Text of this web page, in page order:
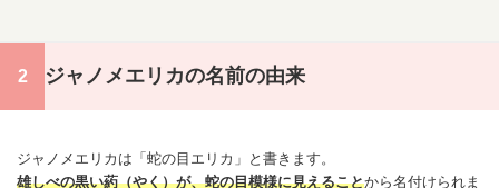
ジャノメエリカの名前の由来
ジャノメ エリカ は「蛇の目 エリカ 」と書きます。
雄しべの黒い葯（やく）が、蛇の目模様に見えることから名付けられま